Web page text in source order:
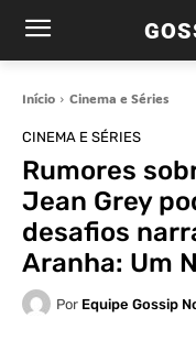
Início Cinema e Séries
CINEMA E SÉRIES
Rumores
Jean Grey
desafios
Aranha: Um
Por Equipe Gossip